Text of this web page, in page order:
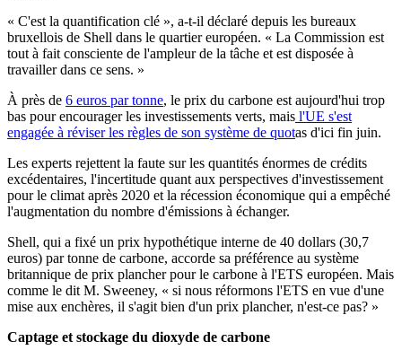
« C'est la quantification clé », a-t-il déclaré depuis les bureaux
bruxellois de Shell dans le quartier européen. « La Commission est
tout à fait consciente de l'ampleur de la tâche et est disposée à
travailler dans ce sens. »
À près de 6 euros par tonne, le prix du carbone est aujourd'hui trop
bas pour encourager les investissements verts, mais l'UE s'est
engagée à réviser les règles de son système de quotas d'ici fin juin.
Les experts rejettent la faute sur les quantités énormes de crédits
excédentaires, l'incertitude quant aux perspectives d'investissement
pour le climat après 2020 et la récession économique qui a empêché
l'augmentation du nombre d'émissions à échanger.
Shell, qui a fixé un prix hypothétique interne de 40 dollars (30,7
euros) par tonne de carbone, accorde sa préférence au système
britannique de prix plancher pour le carbone à l'ETS européen. Mais
comme le dit M. Sweeney, « si nous réformons l'ETS en vue d'une
mise aux enchères, il s'agit bien d'un prix plancher, n'est-ce pas? »
Captage et stockage du dioxyde de carbone